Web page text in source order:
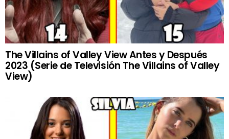
The Villains of Valley View Antes y Después
2023 (Serie de Televisión The Villains of Valley
View)